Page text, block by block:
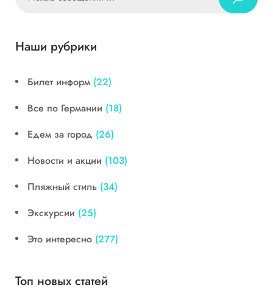
Наши рубрики
Билет информ (22)
Все по Германии (18)
Едем за город (26)
Новости и акции (103)
Пляжный стиль (34)
Экскурсии (25)
Это интересно (277)
Топ новых статей